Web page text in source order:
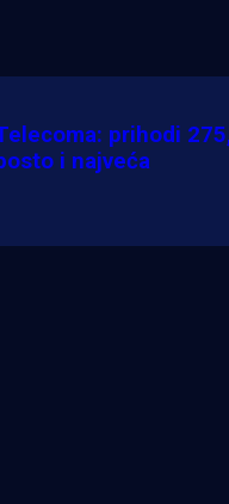
prihodi
i najveća